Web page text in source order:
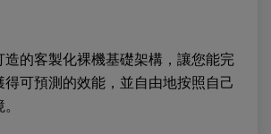
造的客製化裸機基礎架構，讓您能完
可預測的效能，並自由地按照自己